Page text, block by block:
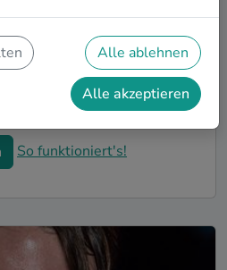
Bands und
Partyband,
Duo oder
buche jetzt genau die
Deine Firmenfeier in Dublin.
So funktioniert's!
Alle ablehnen
Alle akzeptieren